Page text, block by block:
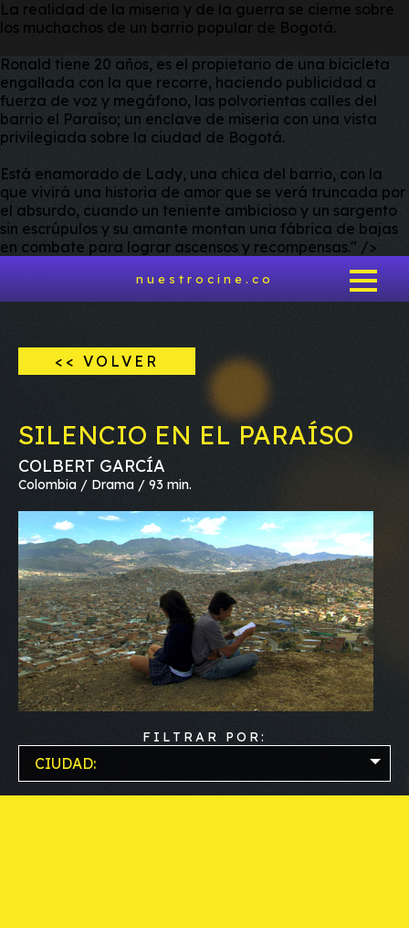
La realidad de la miseria y de la guerra se cierne sobre
los muchachos de un barrio popular de Bogotá.
Ronald tiene 20 años, es el propietario de una bicicleta
engallada con la que recorre, haciendo publicidad a
fuerza de voz y megáfono, las polvorientas calles del
barrio el Paraíso; un enclave de miseria con una vista
privilegiada sobre la ciudad de Bogotá.
Está enamorado de Lady, una chica del barrio, con la
que vivirá una historia de amor que se verá truncada por
el absurdo, cuando un teniente ambicioso y un sargento
sin escrúpulos y su amante montan una fábrica de bajas
en combate para lograr ascensos y recompensas." />
nuestrocine.co
<< VOLVER
SILENCIO EN EL PARAÍSO
COLBERT GARCÍA
Colombia / Drama / 93 min.
FILTRAR POR:
CIUDAD: